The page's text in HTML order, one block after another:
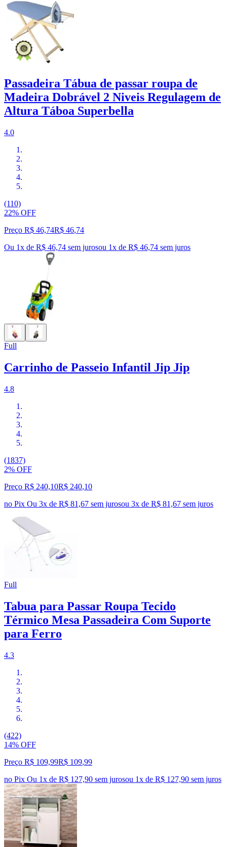
Passadeira Tábua de passar roupa de
Madeira Dobrável 2 Niveis Regulagem de
Altura Táboa Superbella
4.0
(110)
22% OFF
Preço R$ 46,74R$ 46,74
Ou 1x de R$ 46,74 sem jurosou 1x de R$ 46,74 sem juros
Full
Carrinho de Passeio Infantil Jip Jip
4.8
(1837)
2% OFF
Preço R$ 240,10R$ 240,10
no Pix Ou 3x de R$ 81,67 sem jurosou 3x de R$ 81,67 sem juros
Full
Tabua para Passar Roupa Tecido
Térmico Mesa Passadeira Com Suporte
para Ferro
4.3
(422)
14% OFF
Preço R$ 109,99R$ 109,99
no Pix Ou 1x de R$ 127,90 sem jurosou 1x de R$ 127,90 sem juros